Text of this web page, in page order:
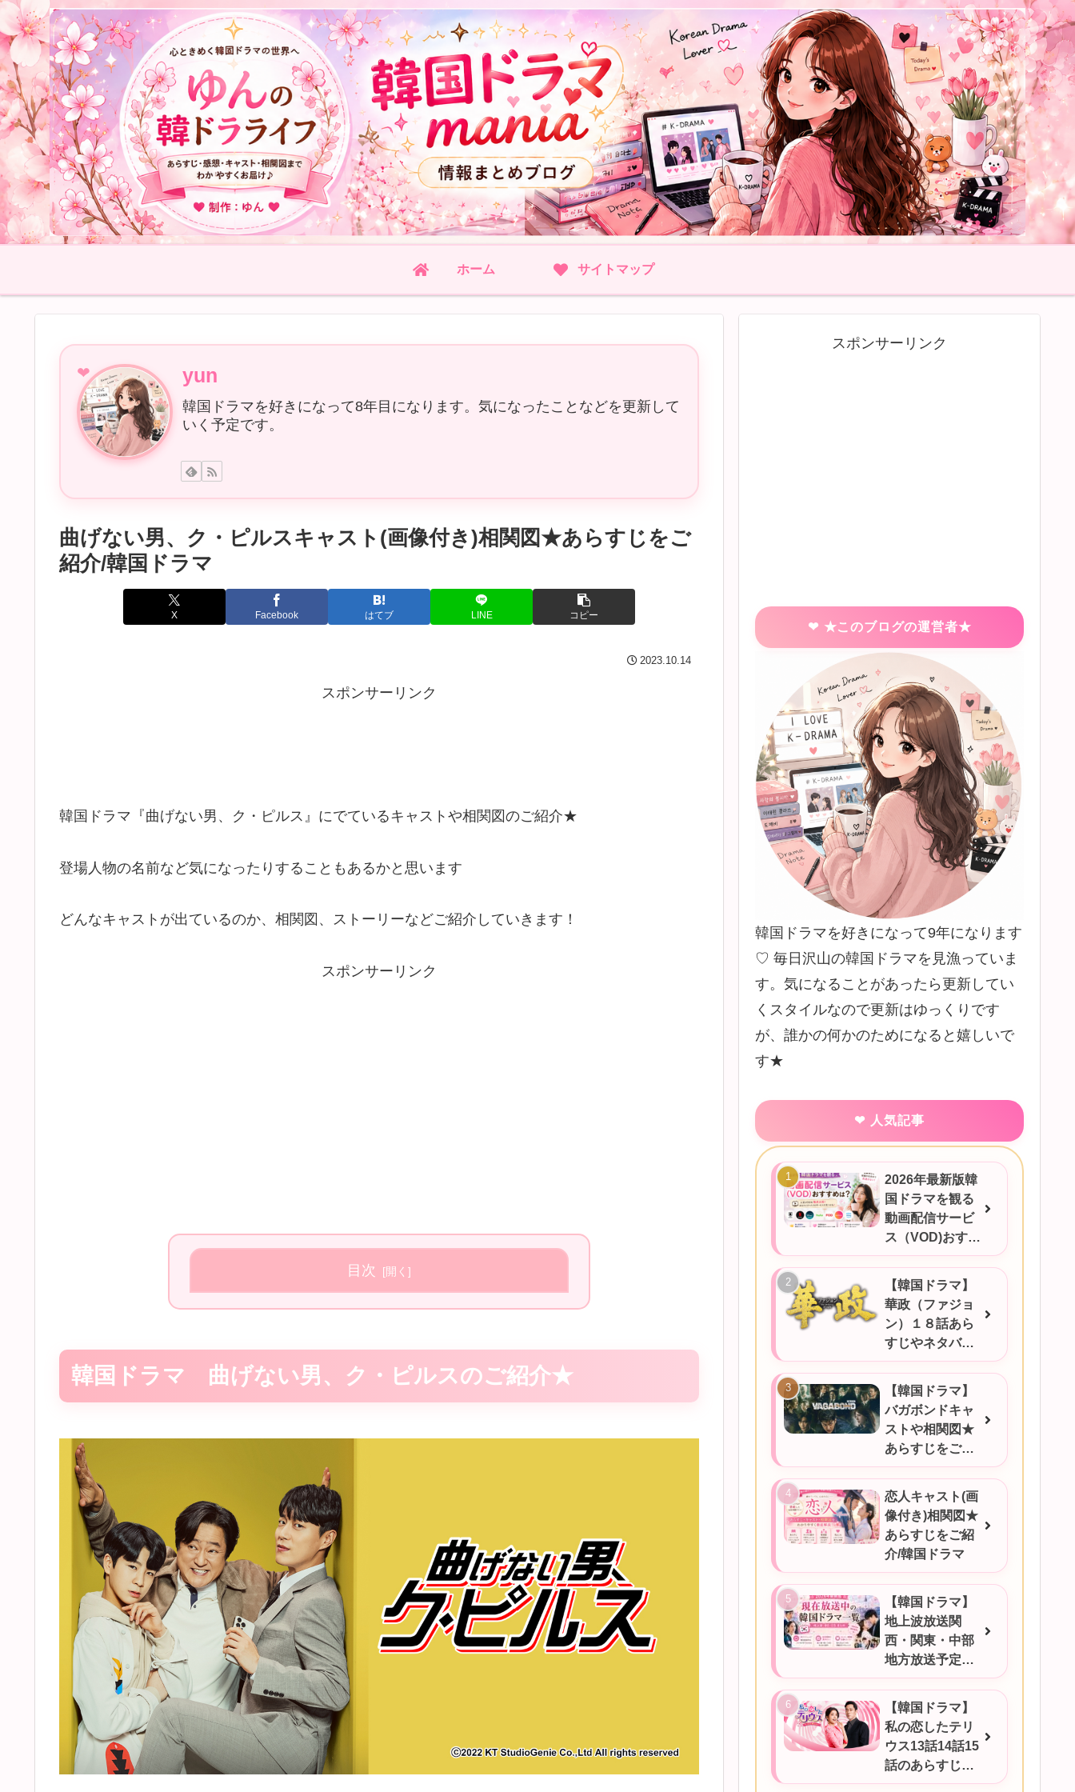
ホーム サイトマップ
yun
韓国ドラマを好きになって8年目になります。気になったことなどを更新して
いく予定です。
曲げない男、ク・ピルスキャスト(画像付き)相関図★あらすじをご
紹介/韓国ドラマ
X Facebook はてブ LINE コピー
2023.10.14
スポンサーリンク
韓国ドラマ『曲げない男、ク・ピルス』にでているキャストや相関図のご紹介★
登場人物の名前など気になったりすることもあるかと思います
どんなキャストが出ているのか、相関図、ストーリーなどご紹介していきます！
スポンサーリンク
目次
韓国ドラマ 曲げない男、ク・ピルスのご紹介★
スポンサーリンク
★このブログの運営者★
韓国ドラマを好きになって9年になります
♡ 毎日沢山の韓国ドラマを見漁っていま
す。気になることがあったら更新してい
くスタイルなので更新はゆっくりです
が、誰かの何かのためになると嬉しいで
す★
人気記事
2026年最新版韓
国ドラマを観る
動画配信サービ
ス（VOD)おすす
めは？
【韓国ドラマ】
華政（ファジョ
ン）１８話あら
すじやネタバ
レ、感想など！
【韓国ドラマ】
バガボンドキャ
ストや相関図★
あらすじをご紹
介
恋人キャスト(画
像付き)相関図★
あらすじをご紹
介/韓国ドラマ
【韓国ドラマ】
地上波放送関
西・関東・中部
地方放送予定一
覧！2026年6月
17日更新
【韓国ドラマ】
私の恋したテリ
ウス13話14話15
話のあらすじを
ご紹介！